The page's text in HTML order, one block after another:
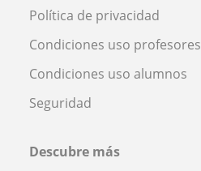
Política de privacidad
Condiciones uso profesores
Condiciones uso alumnos
Seguridad
Descubre más